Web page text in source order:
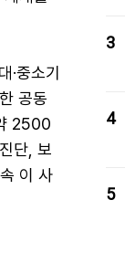
중소기
공동
2500
단, 보
이 사
3
4
5